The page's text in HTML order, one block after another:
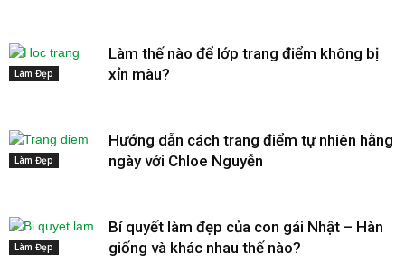
Làm Đẹp
Làm thế nào để lớp trang điểm không bị
xỉn màu?
Làm Đẹp
Hướng dẫn cách trang điểm tự nhiên hằng
ngày với Chloe Nguyễn
Làm Đẹp
Bí quyết làm đẹp của con gái Nhật – Hàn
giống và khác nhau thế nào?